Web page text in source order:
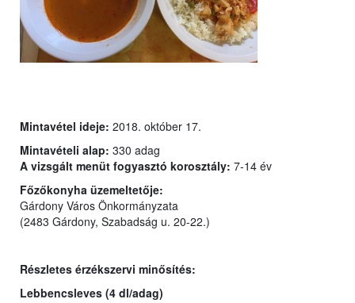
Mintavétel ideje: 2018. október 17.
Mintavételi alap: 330 adag
A vizsgált menüt fogyasztó korosztály: 7-14 év
Főzőkonyha üzemeltetője:
Gárdony Város Önkormányzata
(2483 Gárdony, Szabadság u. 20-22.)
Részletes érzékszervi minősítés:
Lebbencsleves (4 dl/adag)